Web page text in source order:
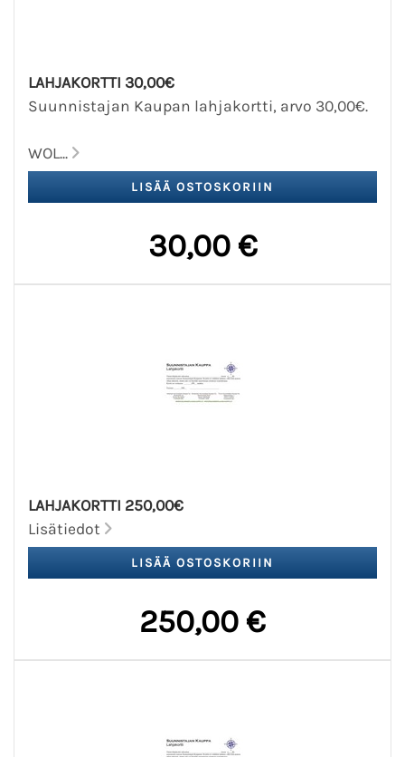
LAHJAKORTTI 30,00€
Suunnistajan Kaupan lahjakortti, arvo 30,00€.
WOL...
30,00 €
LAHJAKORTTI 250,00€
Lisätiedot
250,00 €